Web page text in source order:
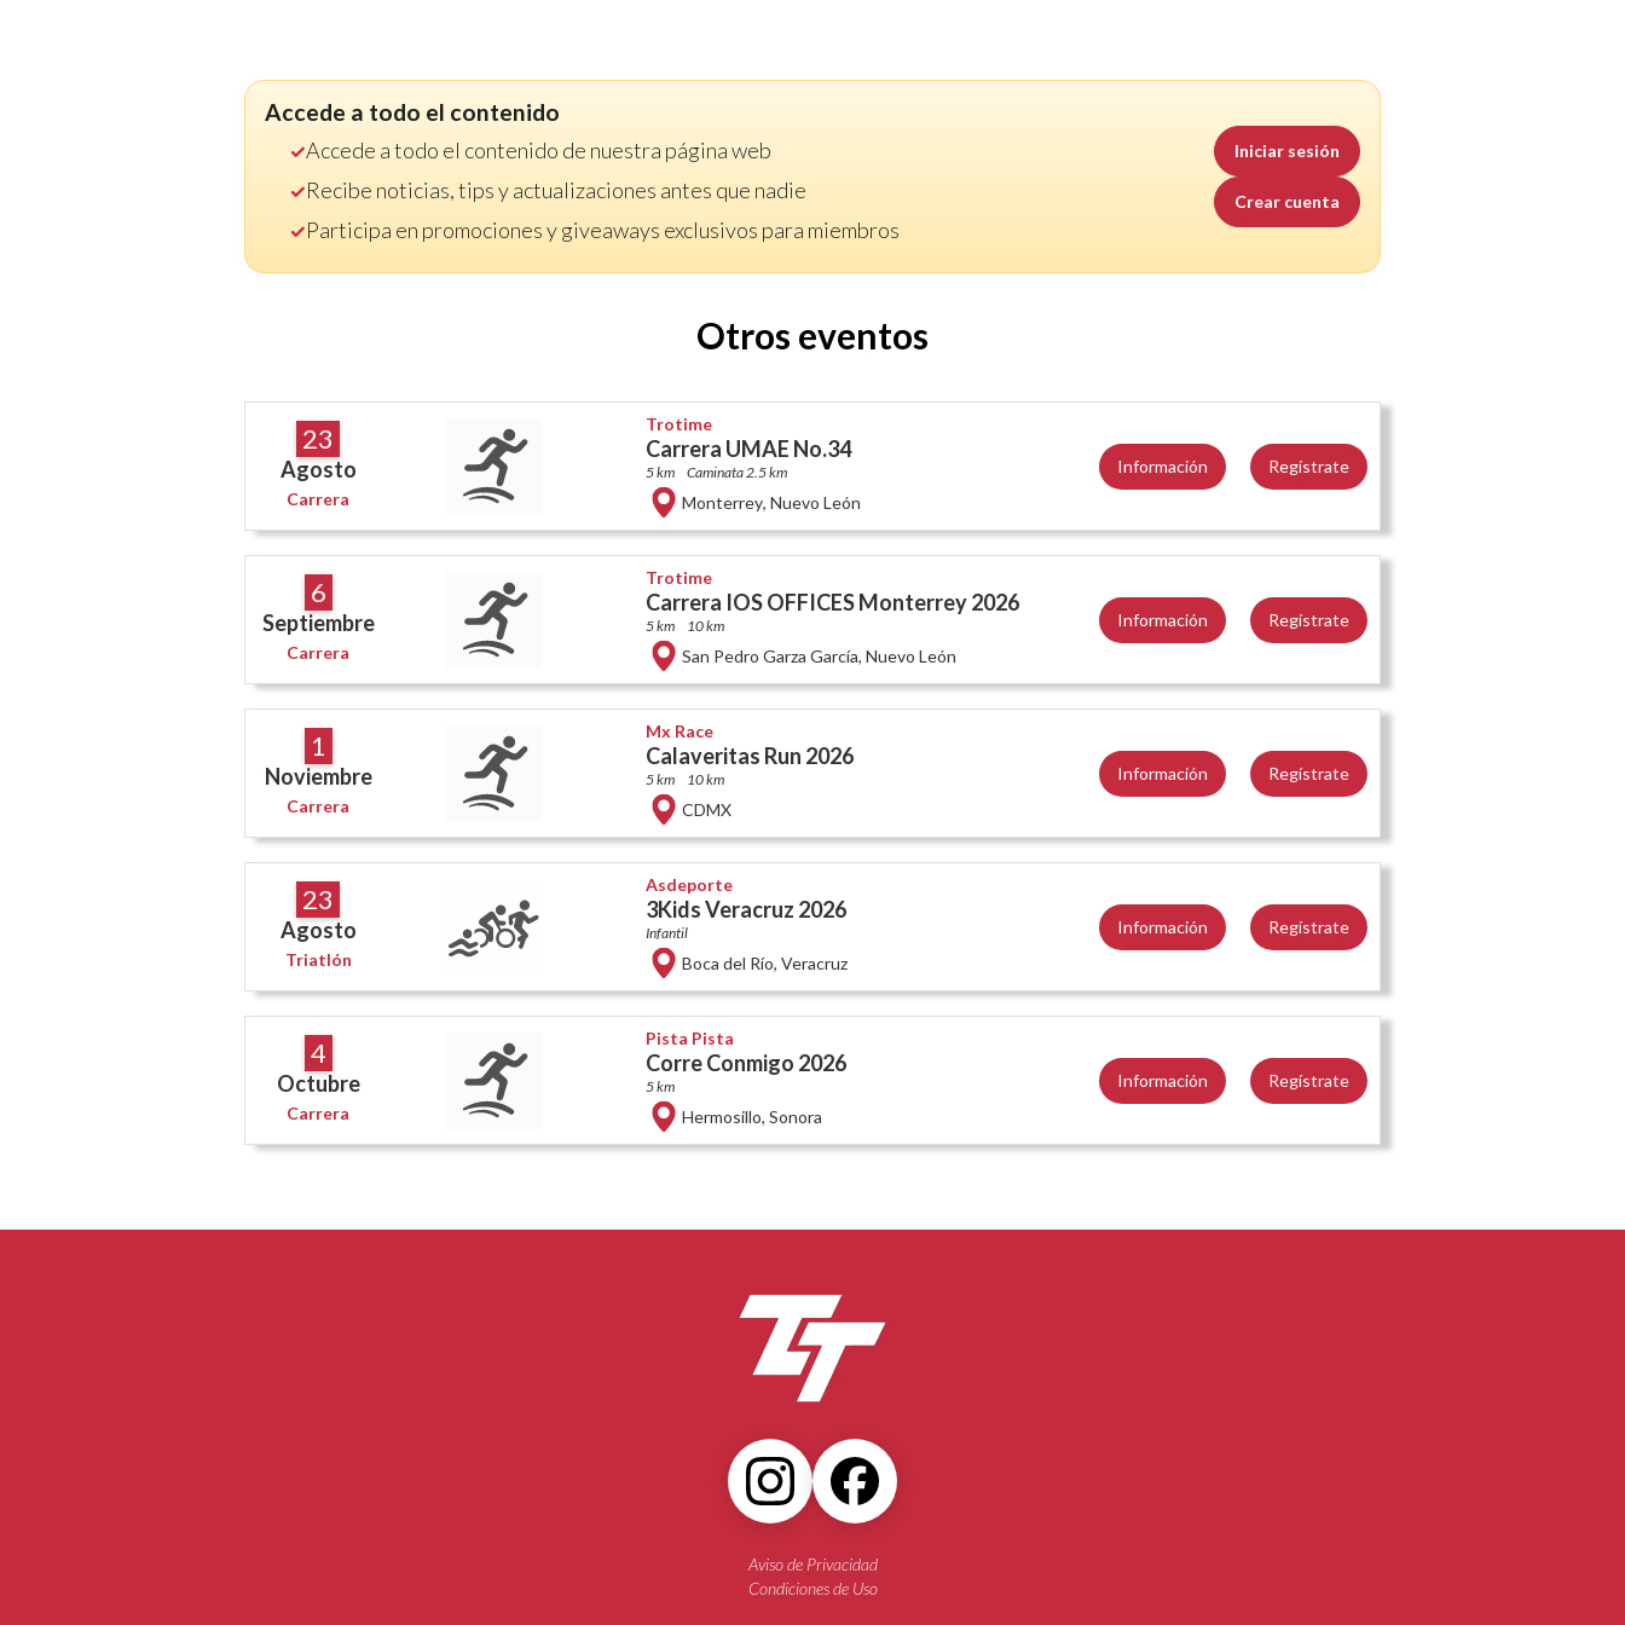
Accede a todo el contenido
Accede a todo el contenido de nuestra página web
Recibe noticias, tips y actualizaciones antes que nadie
Participa en promociones y giveaways exclusivos para miembros
Iniciar sesión
Crear cuenta
Otros eventos
23
Agosto
Carrera
Trotime
Carrera UMAE No.34
5 km Caminata 2.5 km
Monterrey, Nuevo León
Información Regístrate
6
Septiembre
Carrera
Trotime
Carrera IOS OFFICES Monterrey 2026
5 km 10 km
San Pedro Garza García, Nuevo León
Información Regístrate
1
Noviembre
Carrera
Mx Race
Calaveritas Run 2026
5 km 10 km
CDMX
Información Regístrate
23
Agosto
Triatlón
Asdeporte
3Kids Veracruz 2026
Infantil
Boca del Río, Veracruz
Información Regístrate
4
Octubre
Carrera
Pista Pista
Corre Conmigo 2026
5 km
Hermosillo, Sonora
Información Regístrate
Aviso de Privacidad
Condiciones de Uso